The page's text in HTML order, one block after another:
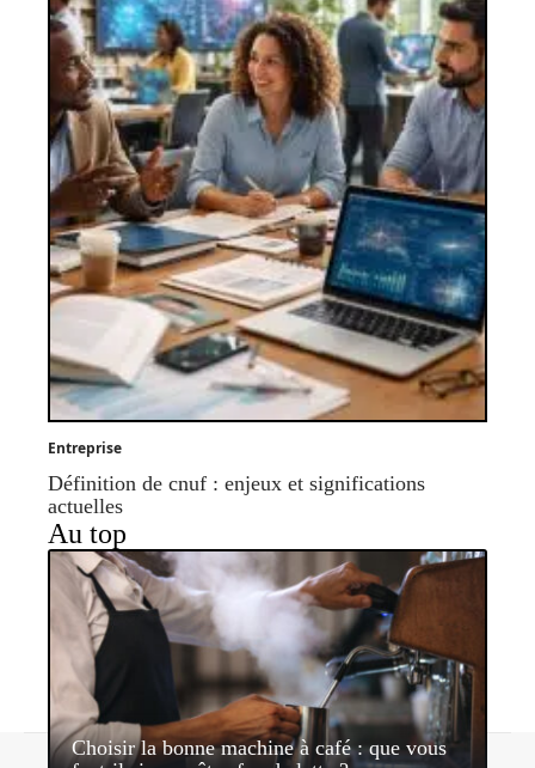
Entreprise
Définition de cnuf : enjeux et significations
actuelles
Au top
Choisir la bonne machine à café : que vous
Contact Mentions légales Sitemap